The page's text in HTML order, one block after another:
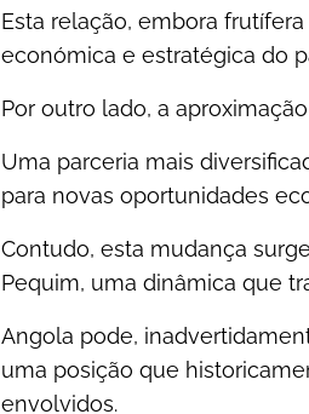
Esta relação, embora
económica e estratégica do
Por outro lado, a
Uma parceria mais
para novas oportunidades
Contudo, esta mudança
Pequim, uma dinâmica que
Angola pode,
uma posição que
envolvidos.